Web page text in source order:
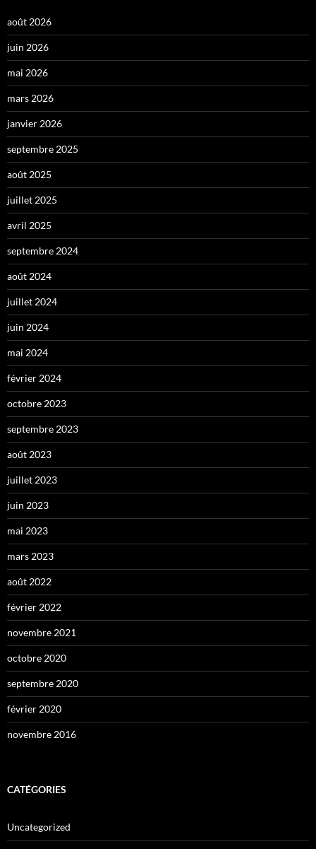
août 2026
juin 2026
mai 2026
mars 2026
janvier 2026
septembre 2025
août 2025
juillet 2025
avril 2025
septembre 2024
août 2024
juillet 2024
juin 2024
mai 2024
février 2024
octobre 2023
septembre 2023
août 2023
juillet 2023
juin 2023
mai 2023
mars 2023
août 2022
février 2022
novembre 2021
octobre 2020
septembre 2020
février 2020
novembre 2016
CATÉGORIES
Uncategorized